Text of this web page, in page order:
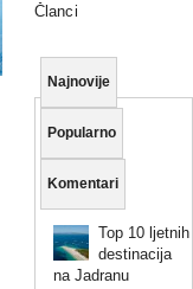
Članci
Najnovije
Popularno
Komentari
Top 10 ljetnih
destinacija
na Jadranu